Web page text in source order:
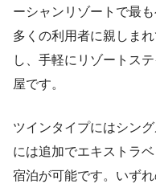
ーシャンリゾートで最
多くの利用者に親しま
し、手軽にリゾートス
屋です。
ツインタイプにはシン
には追加でエキストラ
宿泊が可能です。いず